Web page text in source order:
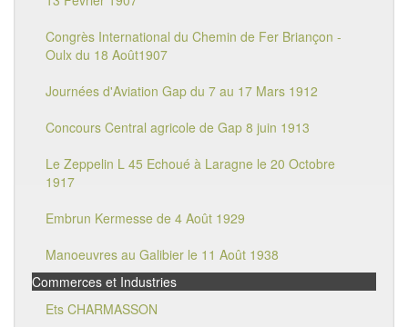
Congrès International du Chemin de Fer Briançon -
Oulx du 18 Août1907
Journées d'Aviation Gap du 7 au 17 Mars 1912
Concours Central agricole de Gap 8 juin 1913
Le Zeppelin L 45 Echoué à Laragne le 20 Octobre
1917
Embrun Kermesse de 4 Août 1929
Manoeuvres au Galibier le 11 Août 1938
Commerces et Industries
Ets CHARMASSON